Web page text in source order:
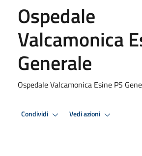
Ospedale
Valcamonica
Generale
Ospedale Valcamonica Esine PS
Condividi Vedi azioni